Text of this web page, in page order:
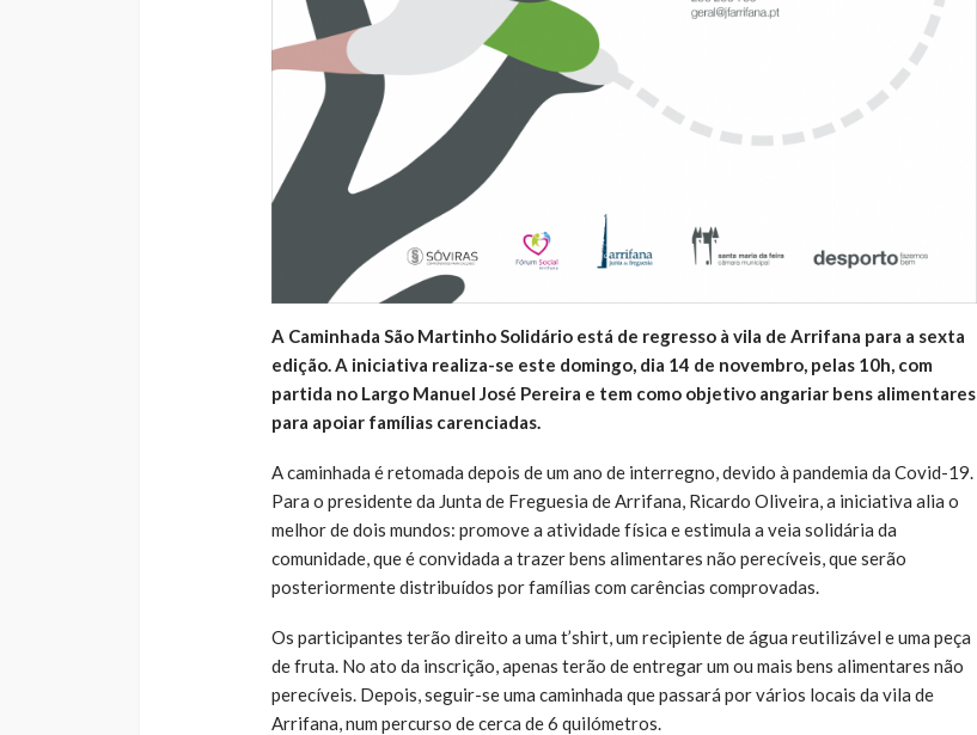
A Caminhada São Martinho Solidário está de regresso à vila de Arrifana para a sexta
edição. A iniciativa realiza-se este domingo, dia 14 de novembro, pelas 10h, com
partida no Largo Manuel José Pereira e tem como objetivo angariar bens alimentares
para apoiar famílias carenciadas.
A caminhada é retomada depois de um ano de interregno, devido à pandemia da Covid-19.
Para o presidente da Junta de Freguesia de Arrifana, Ricardo Oliveira, a iniciativa alia o
melhor de dois mundos: promove a atividade física e estimula a veia solidária da
comunidade, que é convidada a trazer bens alimentares não perecíveis, que serão
posteriormente distribuídos por famílias com carências comprovadas.
Os participantes terão direito a uma t’shirt, um recipiente de água reutilizável e uma peça
de fruta. No ato da inscrição, apenas terão de entregar um ou mais bens alimentares não
perecíveis. Depois, seguir-se uma caminhada que passará por vários locais da vila de
Arrifana, num percurso de cerca de 6 quilómetros.